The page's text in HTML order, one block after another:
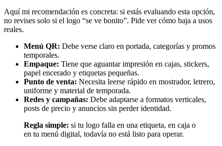
Aquí mi recomendación es concreta: si estás evaluando esta opción,
no revises solo si el logo “se ve bonito”. Pide ver cómo baja a usos
reales.
Menú QR: Debe verse claro en portada, categorías y promos
temporales.
Empaque: Tiene que aguantar impresión en cajas, stickers,
papel encerado y etiquetas pequeñas.
Punto de venta: Necesita leerse rápido en mostrador, letrero,
uniforme y material de temporada.
Redes y campañas: Debe adaptarse a formatos verticales,
posts de precio y anuncios sin perder identidad.
Regla simple: si tu logo falla en una etiqueta, en caja o
en tu menú digital, todavía no está listo para operar.